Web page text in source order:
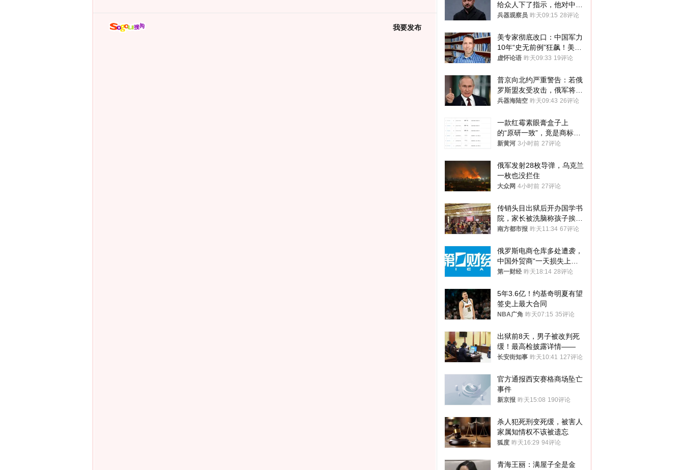
我要发布
给众人下了指示，他对中国
和中乌关系，显然又有了新
兵器观察员 昨天09:15 28评论
美专家彻底改口：中国军力
10年“史无前例”狂飙！美军
真慌了
虚怀论语 昨天09:33 19评论
普京向北约严重警告：若俄
罗斯盟友受攻击，俄军将动
用核武器保护
兵器海陆空 昨天09:43 26评论
一款红霉素眼膏盒子上
的“原研一致”，竟是商标！
律师：极易误导消费者；网
新黄河 3小时前 27评论
俄军发射28枚导弹，乌克兰
一枚也没拦住
大众网 4小时前 27评论
传销头目出狱后开办国学书
院，家长被洗脑称孩子挨打
才有效果
南方都市报 昨天11:34 67评论
俄罗斯电商仓库多处遭袭，
中国外贸商“一天损失上
万”紧急清仓
第一财经 昨天18:14 28评论
5年3.6亿！约基奇明夏有望
签史上最大合同
NBA广角 昨天07:15 35评论
出狱前8天，男子被改判死
缓！最高检披露详情——
长安街知事 昨天10:41 127评论
官方通报西安赛格商场坠亡
事件
新京报 昨天15:08 190评论
杀人犯死刑变死缓，被害人
家属知情权不该被遗忘
狐度 昨天16:29 94评论
青海王丽：满屋子全是金